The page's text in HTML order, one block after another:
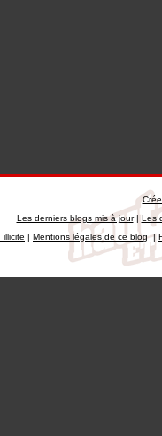
Les derniers blogs mis à jour|Les
illicite | Mentions légales de ce blog|